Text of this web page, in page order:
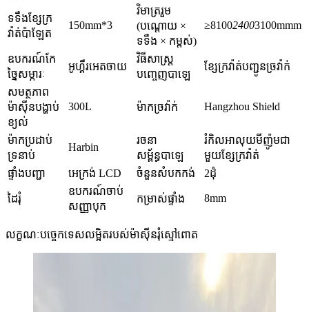
ទទឹងខ្សែក្រ
វ៉ាត់ប៉ាឡែត
150mm*3
វិមាត្ររួម
(បណ្តោយ ×
ទទឹង × កម្ពស់)
≥810024003100mmm
ឧបករណ៍កែ
ច្នៃសម្ភារៈ
អូហ្គឺរអេតចាយ
វិធីសាស្ត្រ
បញ្ចេញបាឡេ
ខ្សែក្រវ៉ាត់បញ្ជូនច្រវ៉ាក់
សមត្ថភាព
ម៉ាស៊ីនបង្ហាប់
ខ្យល់
300L ម៉ាកច្រវ៉ាក់ Hangzhou Shield
ម៉ាកប្រដាប់
ទ្រនាប់
Harbin
រចនា
សម្ព័ន្ធបាឡេ
រំកិលអាលុយមីញ៉ូមជា
មួយខ្សែក្រវ៉ាត់
ផ្ទាំងបញ្ជា
អេក្រង់ LCD ចំនួនសំបកកង់ 2ដុំ
ដៃរុំ
ឧបករណ៍ចាប់
សញ្ញាបុក
កម្រាស់ផ្ទាំង 8mm
លក្ខណៈបច្ចេកទេសលម្អិតរបស់ម៉ាស៊ីនរុំស្មៅពោត